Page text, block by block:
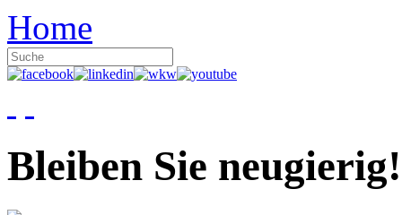
Home
Bleiben Sie neugierig!